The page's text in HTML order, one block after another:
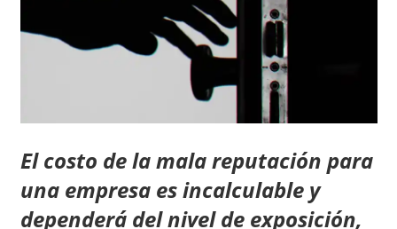
El costo de la mala reputación para
una empresa es incalculable y
dependerá del nivel de exposición,